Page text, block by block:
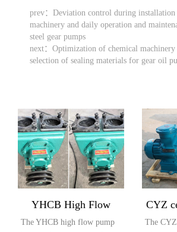
prev： Deviation control during installation
machinery and daily operation and
steel gear pumps
next： Optimization of chemical machinery
selection of sealing materials for gear oil
YHCB High Flow
Explosion proof Pump
The YHCB high flow pump
CYZ
The